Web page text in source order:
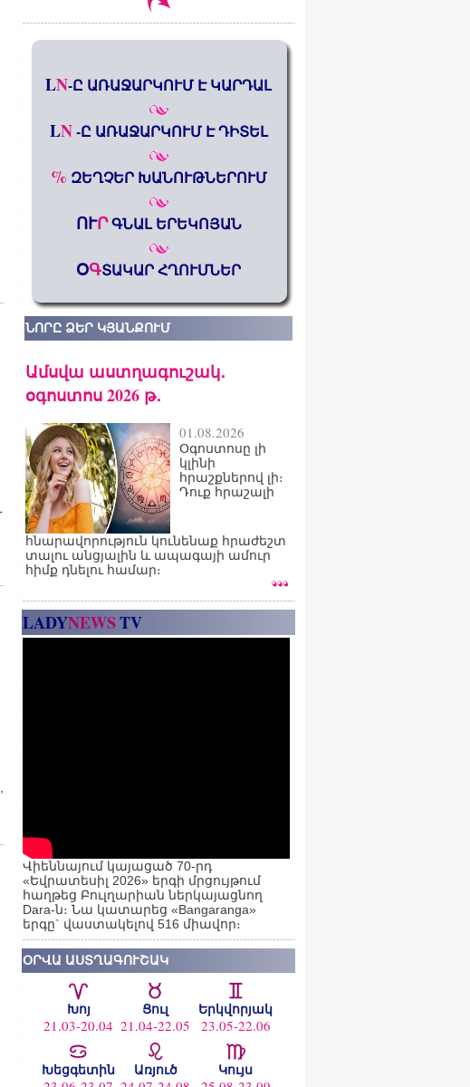
LN-Ը ԱՌԱՋԱՐԿՈՒՄ Է ԿԱՐԴԱԼ
LN-Ը ԱՌԱՋԱՐԿՈՒՄ Է ԴԻՏԵԼ
% ԶԵՂՉԵՐ ԽԱՆՈՒԹՆԵՐՈՒՄ
ՈՒՐԳՆԱԼ ԵՐԵԿՈՅԱՆ
ՕԳՏԱԿԱՐ ՀՂՈՒՄՆԵՐ
ՆՈՐԸ ՁԵՐ ԿՅԱՆՔՈՒՄ
Ամսվա աստղագուշակ․
օգոստոս 2026 թ․
01.08.2026
Օգոստոսը լի
կլինի
հրաշքներով լի։
Դուք հրաշալի
հնարավորություն կունենաք հրաժեշտ
տալու անցյալին և ապագայի ամուր
հիմք դնելու համար։
LADYNEWSTV
Վիեննայում կայացած 70-րդ
«Եվրատեսիլ 2026» երգի մրցույթում
հաղթեց Բուլղարիան ներկայացնող
Dara-ն։ Նա կատարեց «Bangaranga»
երգը` վաստակելով 516 միավոր։
ՕՐՎԱ ԱՍՏՂԱԳՈՒՇԱԿ
Խոյ
21.03-20.04
Ցուլ
21.04-22.05
Երկվորյակ
23.05-22.06
Խեցգետին Առյուծ Կույս